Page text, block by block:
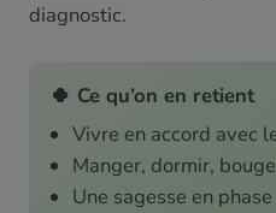
diagnostic.
🍀 Ce qu’on en retient
Vivre en accord avec
Manger, dormir,
Une sagesse en